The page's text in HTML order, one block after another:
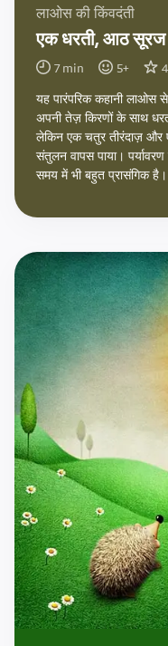
लाओस की किंवदंती
एक धरती, आठ सूरज
7min 5+
यह पारंपरिक कहानी लाओस
अपनी तेज़ किरणों के साथ
लेकिन एक चतुर तीरंदाज़ और
संतुलन वापस पाया।
समय में भी बहुत प्रासंगिक है।